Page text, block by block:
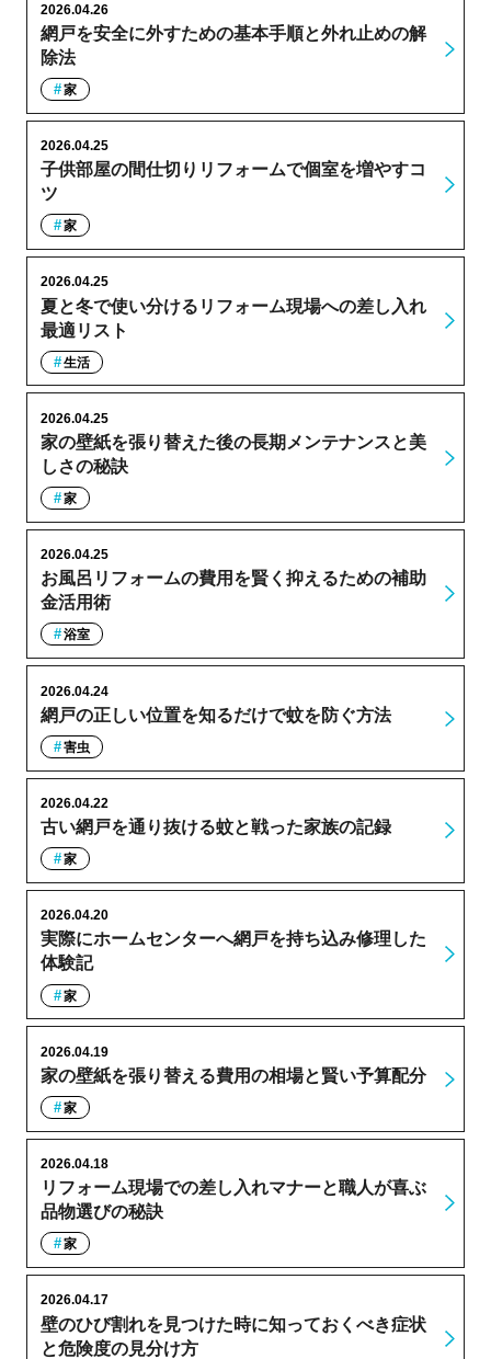
網戸を安全に外すための基本手順と外れ止めの解
除法
2026.04.26
家
子供部屋の間仕切りリフォームで個室を増やすコ
ツ
2026.04.25
家
夏と冬で使い分けるリフォーム現場への差し入れ
最適リスト
2026.04.25
生活
家の壁紙を張り替えた後の長期メンテナンスと美
しさの秘訣
2026.04.25
家
お風呂リフォームの費用を賢く抑えるための補助
金活用術
2026.04.25
浴室
網戸の正しい位置を知るだけで蚊を防ぐ方法
2026.04.24
害虫
古い網戸を通り抜ける蚊と戦った家族の記録
2026.04.22
家
実際にホームセンターへ網戸を持ち込み修理した
体験記
2026.04.20
家
家の壁紙を張り替える費用の相場と賢い予算配分
2026.04.19
家
リフォーム現場での差し入れマナーと職人が喜ぶ
品物選びの秘訣
2026.04.18
家
壁のひび割れを見つけた時に知っておくべき症状
と危険度の見分け方
2026.04.17